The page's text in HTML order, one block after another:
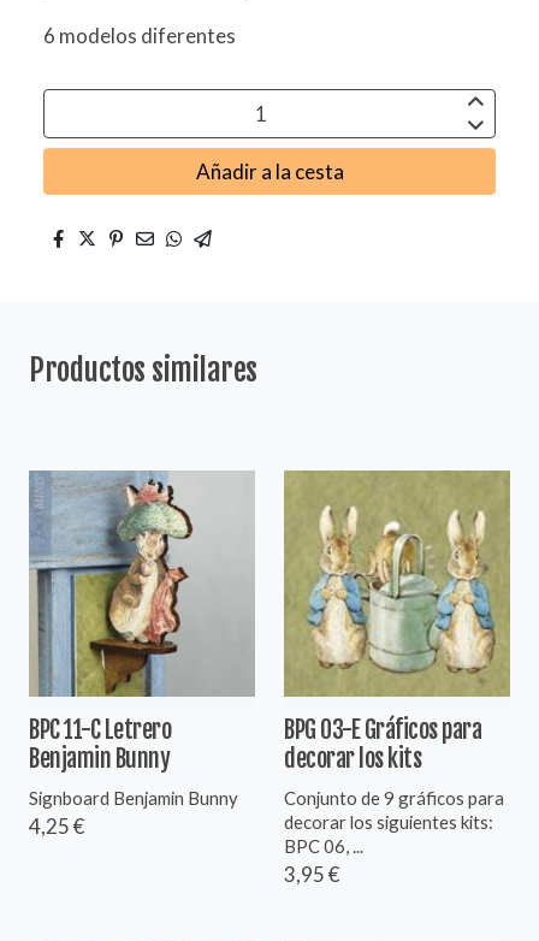
6 modelos diferentes
Añadir a la cesta
Productos similares
BPC 11-C Letrero
Benjamin Bunny
Signboard Benjamin Bunny
4,25 €
BPG 03-E Gráficos para
decorar los kits
Conjunto de 9 gráficos para
decorar los siguientes kits:
BPC 06, ...
3,95 €